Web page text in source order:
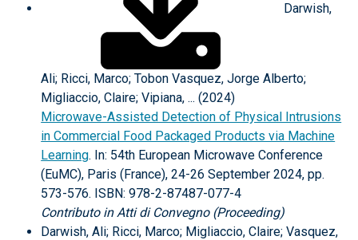
Darwish,
Ali; Ricci, Marco; Tobon Vasquez, Jorge Alberto;
Migliaccio, Claire; Vipiana, ... (2024)
Microwave-Assisted Detection of Physical Intrusions
in Commercial Food Packaged Products via Machine
Learning. In: 54th European Microwave Conference
(EuMC), Paris (France), 24-26 September 2024, pp.
573-576. ISBN: 978-2-87487-077-4
Contributo in Atti di Convegno (Proceeding)
Darwish, Ali; Ricci, Marco; Migliaccio, Claire; Vasquez,